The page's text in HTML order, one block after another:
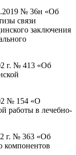
№ 36н «Об
связи
заключения
г. № 413 «Об
№ 154 «О
работы в лечебно-
г. № 363 «Об
компонентов